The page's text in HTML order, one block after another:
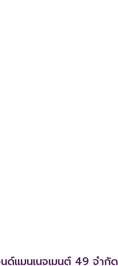
แมนเนจเมนต์ 49 จํากัด